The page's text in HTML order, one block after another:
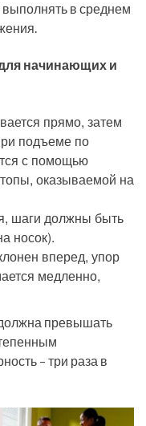
в среднем
начинающих и
прямо, затем
подъеме по
с помощью
оказываемой на
шаги должны быть
носок).
вперед, упор
медленно,
превышать
– три раза в